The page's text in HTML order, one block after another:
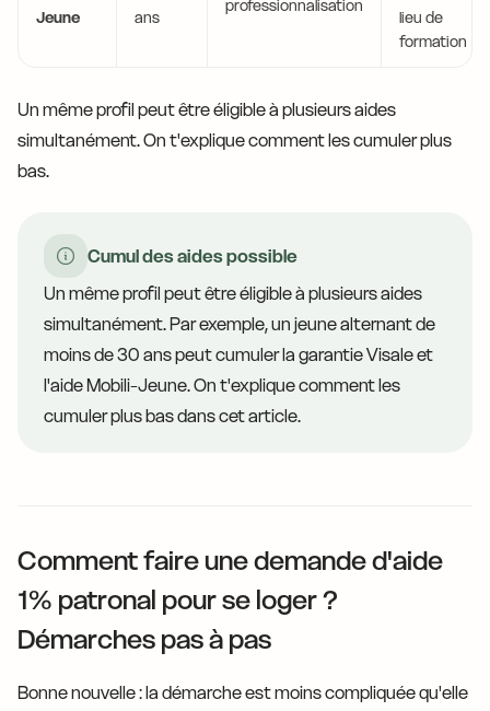
Jeune
ans
professionnalisation
lieu de
formation
Un même profil peut être éligible à plusieurs aides
simultanément. On t'explique comment les cumuler plus
bas.
Cumul des aides possible
Un même profil peut être éligible à plusieurs aides
simultanément. Par exemple, un jeune alternant de
moins de 30 ans peut cumuler la garantie Visale et
l'aide Mobili-Jeune. On t'explique comment les
cumuler plus bas dans cet article.
Comment faire une demande d'aide
1% patronal pour se loger ?
Démarches pas à pas
Bonne nouvelle : la démarche est moins compliquée qu'elle